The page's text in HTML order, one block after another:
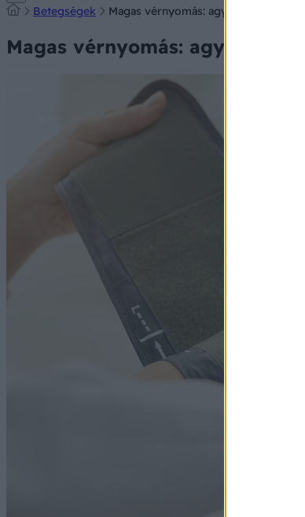
Betegségek Magas vérnyomás: agyi infarktust,
Magas vérnyomás: agyi